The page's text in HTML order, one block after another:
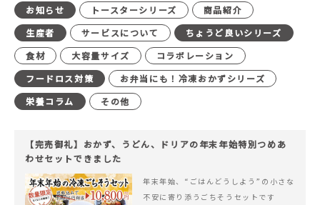
お知らせ
トースターシリーズ
商品紹介
生産者
サービスについて
ちょうど良いシリーズ
食材
大容量サイズ
コラボレーション
フードロス対策
お弁当にも！冷凍おかずシリーズ
栄養コラム
その他
【完売御礼】おかず、うどん、ドリアの年末年始特別つめあ
わせセットできました
年末年始、“ごはんどうしよう”の小さな
不安に寄り添うごちそうセットです